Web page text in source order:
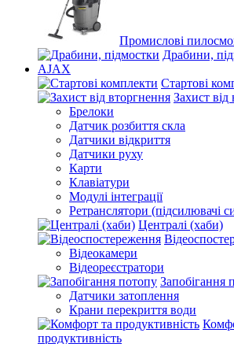
Промислові
Драбини,
AJAX
Стартові
Захист від
Брелоки
Датчик розбиття скла
Датчики відкриття
Датчики руху
Карти
Клавіатури
Модулі інтеграції
Ретранслятори (підсилювачі
Централі (хаби)
Відеокамери
Відеореєстратори
Запобігання
Датчики затоплення
Крани перекриття води
продуктивність